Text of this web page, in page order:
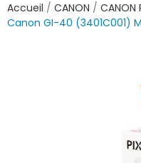
Accueil CANON CANON
Canon GI-40 (3401C001)